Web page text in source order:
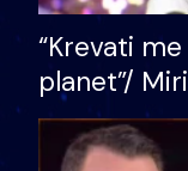
“Krevati
planet”/
bukura në
mungojë